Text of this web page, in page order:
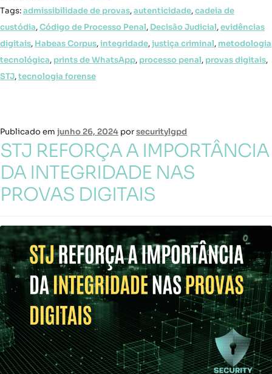
Tags:admissibilidade de provas,autenticidade,cadeia de
custódia,Código de Processo Penal, Decisão Judicial,evidências
digitais, Habeas Corpus,integridade,justiça criminal, metodologia
tecnológica, prints de WhatsApp, processo penal, provas digitais,
STJ,tecnologia forense
Publicado em junho 26, 2024 porsecuritylgpd
STJ REFORÇA A IMPORTÂNCIA
DA INTEGRIDADE NAS
PROVAS DIGITAIS